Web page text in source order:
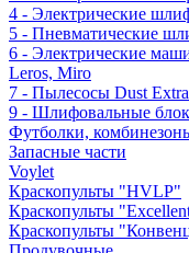
4 - Электрические
5 - Пневматические
6 - Электрические
Leros, Miro
7 - Пылесосы Dust
9 - Шлифовальные
Футболки,
Запасные части
Voylet
Краскопульты "HVLP"
Краскопульты
Краскопульты